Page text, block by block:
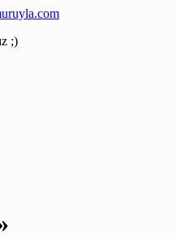
;)